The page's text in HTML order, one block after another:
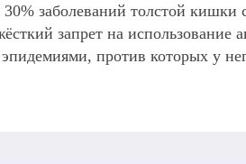
30% заболеваний толстой
запрет на
против которых у